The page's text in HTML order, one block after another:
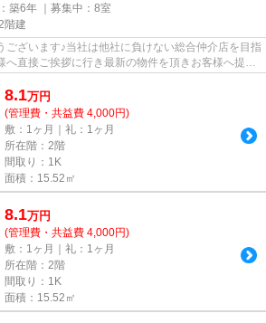
築6年 ｜募集中： 8室
階建
ございます♪当社は他社に負けない総合仲介店を目指
へ直接ご挨拶に行き最新の物件を頂きお客様へ提供
8.1万円
(管理費・共益費 4,000円)
敷：1ヶ月｜礼：1ヶ月
所在階：2階
間取り：1K
面積：15.52㎡
8.1万円
(管理費・共益費 4,000円)
敷：1ヶ月｜礼：1ヶ月
所在階：2階
間取り：1K
面積：15.52㎡